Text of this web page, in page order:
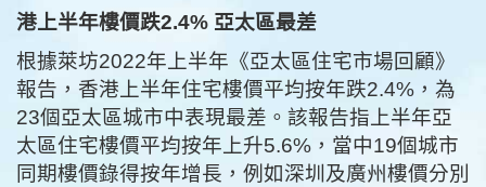
港上半年樓價跌2.4% 亞太區最差
根據萊坊2022年上半年《亞太區住宅市場回顧》
報告，香港上半年住宅樓價平均按年跌2.4%，為
23個亞太區城市中表現最差。該報告指上半年亞
太區住宅樓價平均按年上升5.6%，當中19個城市
同期樓價錄得按年增長，例如深圳及廣州樓價分別